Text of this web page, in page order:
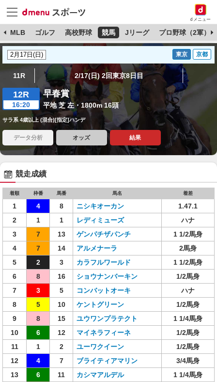
dメニュー
MLB ゴルフ 高校野球 競馬 Jリーグ プロ野球（2軍）
東京 京都
11R 2/17(日) 2回東京8日目
12R
16:20
早春賞
平地 芝 左・1800m 16頭
サラ系 4歳以上 (混合)[指定]ハンデ
データ分析 オッズ 結果
競走成績
着順 枠番 馬番 馬名 着差
1 4 8 ニシキオーカン
1.47.1
2
1 1 レディミューズ
ハナ
3
7 13 ゲンパチザパンチ
1 1/2馬身
4
7 14 アルメナーラ
2馬身
5
2 3 カラフルワールド
1 1/2馬身
6
8 16 ショウナンバーキン
1/2馬身
7
3 5 コンバットオーキ
ハナ
8
5 10 ケントグリーン
1/2馬身
9
8 15 ユウワンプラテクト
1 1/4馬身
10
6 12 マイネラフィーネ
1/2馬身
11
1 2 ユーワクイーン
1/2馬身
12
4 7 ブライティアマリン
3/4馬身
13
6 11 カシマアルデル
1 1/4馬身